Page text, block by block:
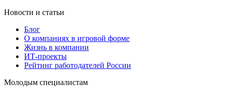
Новости и статьи
Блог
О компаниях в игровой форме
Жизнь в компании
ИТ-проекты
Рейтинг работодателей России
Молодым специалистам